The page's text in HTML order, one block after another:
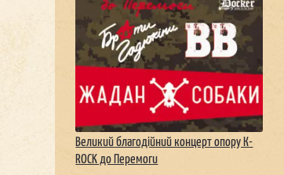
Великий благодійний концерт опору К-
ROCK до Перемоги